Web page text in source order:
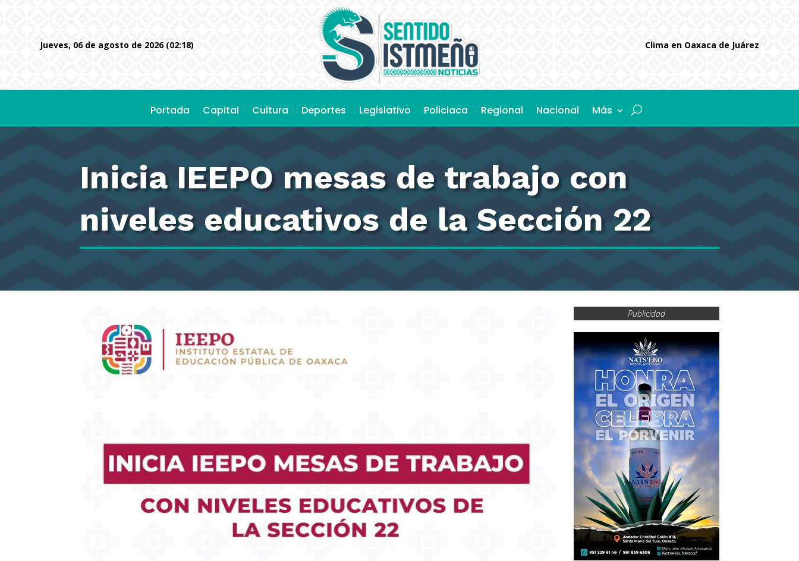
jueves, 06 de agosto de 2026 (02:18) Clima en Oaxaca de Juárez
Portada Capital Cultura Deportes Legislativo Policiaca Regional Nacional Más
Inicia IEEPO mesas de trabajo con
niveles educativos de la Sección 22
Publicidad